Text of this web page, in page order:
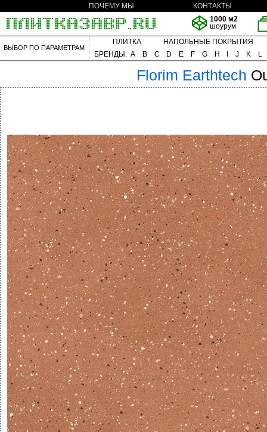
ПОЧЕМУ МЫ
КОНТАКТЫ
1000 м2
шоурум
ВЫБОР ПО ПАРАМЕТРАМ
ПЛИТКА
НАПОЛЬНЫЕ ПОКРЫТИЯ
БРЕНДЫ: A B C D E F G H J K L
Florim Earthtech